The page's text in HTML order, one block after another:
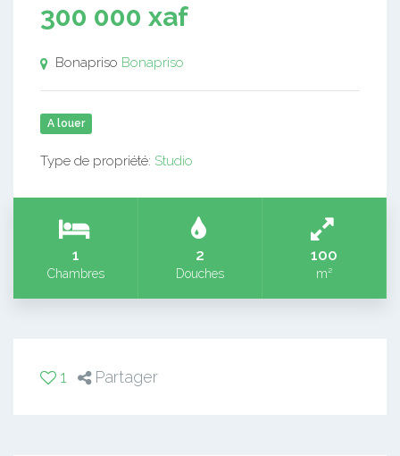
300 000 xaf
Bonapriso Bonapriso
A louer
Type de propriété: Studio
1
Chambres
2
Douches
100
m²
1 Partager